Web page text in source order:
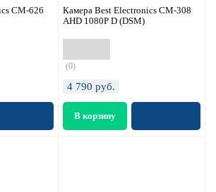
CM-626
Камера Best Electronics CM-308
AHD 1080P D (DSM)
(0)
4 790 руб.